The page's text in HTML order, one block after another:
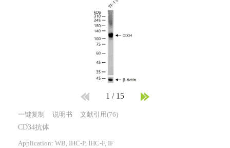
1 / 15
一键复制 说明书 文献引用(76)
CD34抗体
Application: WB, IHC-P, IHC-F, IF